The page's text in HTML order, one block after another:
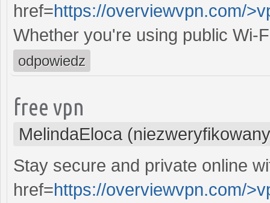
href=https://overviewvpn.com/
Whether you're using public Wi-
odpowiedz
free vpn
MelindaEloca
Stay secure and private online
href=https://overviewvpn.com/